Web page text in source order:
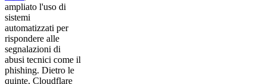
ampliato l'uso di
sistemi
automatizzati per
rispondere alle
segnalazioni di
abusi tecnici come il
phishing. Dietro le
quinte, Cloudflare